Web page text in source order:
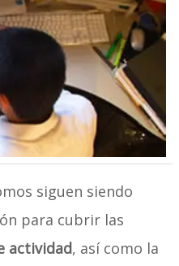
siguen siendo
para cubrir las
actividad, así como la